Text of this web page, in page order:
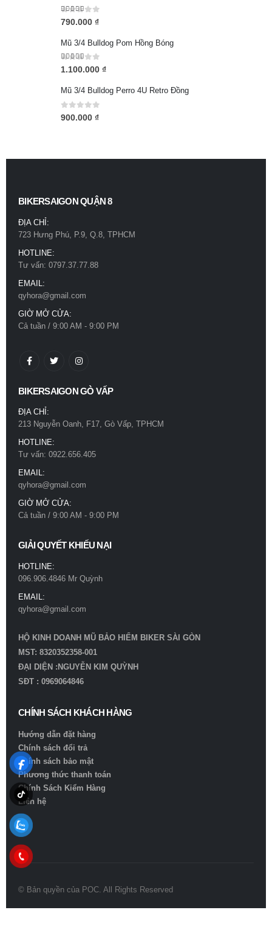
5.00 out of 5
790.000 ₫
Mũ 3/4 Bulldog Pom Hồng Bóng
5.00out of 5
1.100.000 ₫
Mũ 3/4 Bulldog Perro 4U Retro Đồng
0out of 5
900.000 ₫
BIKERSAIGON QUẬN 8
ĐỊA CHỈ:
723 Hưng Phú, P.9, Q.8, TPHCM
HOTLINE:
Tư vấn: 0797.37.77.88
EMAIL:
qyhora@gmail.com
GIỜ MỞ CỬA:
Cả tuần / 9:00 AM - 9:00 PM
BIKERSAIGON GÒ VẤP
ĐỊA CHỈ:
213 Nguyễn Oanh, F17, Gò Vấp, TPHCM
HOTLINE:
Tư vấn: 0922.656.405
EMAIL:
qyhora@gmail.com
GIỜ MỞ CỬA:
Cả tuần / 9:00 AM - 9:00 PM
GIẢI QUYẾT KHIẾU NẠI
HOTLINE:
096.906.4846 Mr Quỳnh
EMAIL:
qyhora@gmail.com
HỘ KINH DOANH MŨ BẢO HIỂM BIKER SÀI GÒN
MST: 8320352358-001
ĐẠI DIỆN :NGUYỄN KIM QUỲNH
SĐT : 0969064846
CHÍNH SÁCH KHÁCH HÀNG
Hướng dẫn đặt hàng
Chính sách đổi trả
Chính sách bảo mật
Phương thức thanh toán
Chính Sách Kiểm Hàng
Liên hệ
© Bản quyền của POC. All Rights Reserved